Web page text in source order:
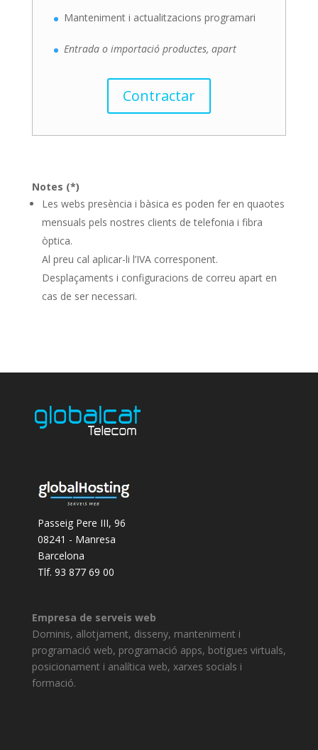
Manteniment i actualitzacions programari
Entrada o importació productes, apart
Contractar
Notes (*)
Les webs presència i bàsica es poden fer en quaotes
mensuals pels nostres clients de telefonia i fibra
òptica.
Al preu cal aplicar-li l’IVA corresponent.
Desplaçaments i configuracions de correu apart en
cas de ser necessari.
Passeig Pere III, 96
08241 - Manresa
Barcelona
Tlf. 93 877 69 00
Empresa de serveis web
Dominis, allotjament, disseny, manteniment i
programació web, programació apps, botigues virtuals,
posicionament i analítica web, xarxes socials i
formació.